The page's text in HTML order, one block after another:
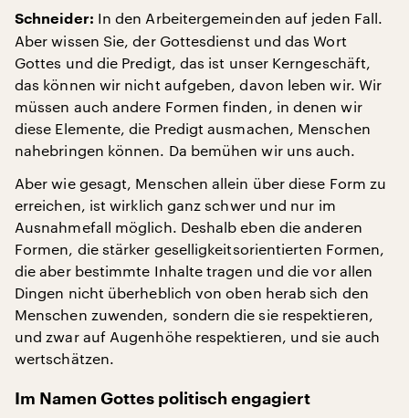
Schneider: In den Arbeitergemeinden auf jeden Fall.
Aber wissen Sie, der Gottesdienst und das Wort
Gottes und die Predigt, das ist unser Kerngeschäft,
das können wir nicht aufgeben, davon leben wir. Wir
müssen auch andere Formen finden, in denen wir
diese Elemente, die Predigt ausmachen, Menschen
nahebringen können. Da bemühen wir uns auch.
Aber wie gesagt, Menschen allein über diese Form zu
erreichen, ist wirklich ganz schwer und nur im
Ausnahmefall möglich. Deshalb eben die anderen
Formen, die stärker geselligkeitsorientierten Formen,
die aber bestimmte Inhalte tragen und die vor allen
Dingen nicht überheblich von oben herab sich den
Menschen zuwenden, sondern die sie respektieren,
und zwar auf Augenhöhe respektieren, und sie auch
wertschätzen.
Im Namen Gottes politisch engagiert